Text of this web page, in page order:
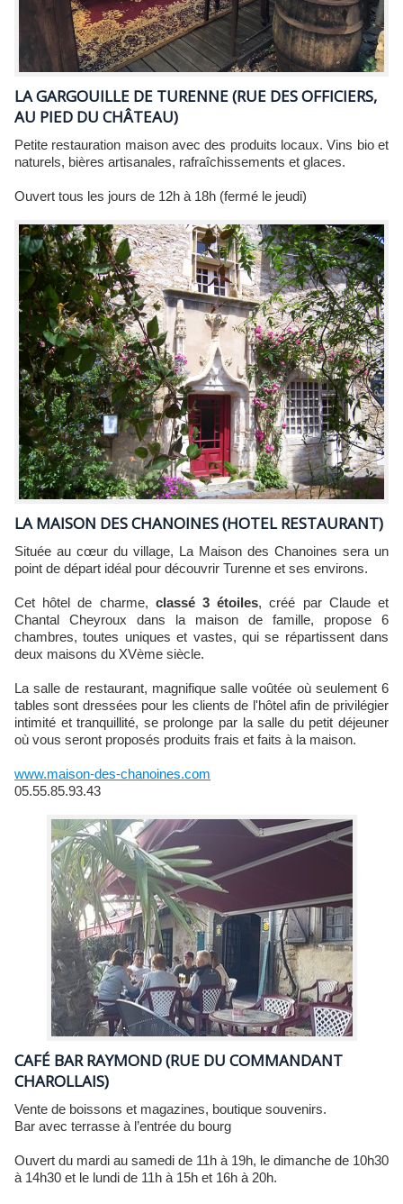
LA GARGOUILLE DE TURENNE (RUE DES OFFICIERS,
AU PIED DU CHÂTEAU)
Petite restauration maison avec des produits locaux. Vins bio et
naturels, bières artisanales, rafraîchissements et glaces.
Ouvert tous les jours de 12h à 18h (fermé le jeudi)
LA MAISON DES CHANOINES (HOTEL RESTAURANT)
Située au cœur du village, La Maison des Chanoines sera un
point de départ idéal pour découvrir Turenne et ses environs.
Cet hôtel de charme, classé 3 étoiles, créé par Claude et
Chantal Cheyroux dans la maison de famille, propose 6
chambres, toutes uniques et vastes, qui se répartissent dans
deux maisons du XVème siècle.
La salle de restaurant, magnifique salle voûtée où seulement 6
tables sont dressées pour les clients de l'hôtel afin de privilégier
intimité et tranquillité, se prolonge par la salle du petit déjeuner
où vous seront proposés produits frais et faits à la maison.
www.maison-des-chanoines.com
05.55.85.93.43
CAFÉ BAR RAYMOND (RUE DU COMMANDANT
CHAROLLAIS)
Vente de boissons et magazines, boutique souvenirs.
Bar avec terrasse à l’entrée du bourg
Ouvert du mardi au samedi de 11h à 19h, le dimanche de 10h30
à 14h30 et le lundi de 11h à 15h et 16h à 20h.